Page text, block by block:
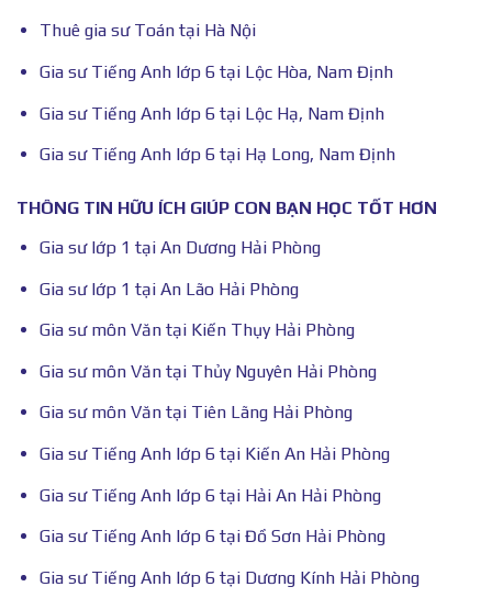
Thuê gia sư Toán tại Hà Nội
Gia sư Tiếng Anh lớp 6 tại Lộc Hòa, Nam Định
Gia sư Tiếng Anh lớp 6 tại Lộc Hạ, Nam Định
Gia sư Tiếng Anh lớp 6 tại Hạ Long, Nam Định
THÔNG TIN HỮU ÍCH GIÚP CON BẠN HỌC TỐT HƠN
Gia sư lớp 1 tại An Dương Hải Phòng
Gia sư lớp 1 tại An Lão Hải Phòng
Gia sư môn Văn tại Kiến Thụy Hải Phòng
Gia sư môn Văn tại Thủy Nguyên Hải Phòng
Gia sư môn Văn tại Tiên Lãng Hải Phòng
Gia sư Tiếng Anh lớp 6 tại Kiến An Hải Phòng
Gia sư Tiếng Anh lớp 6 tại Hải An Hải Phòng
Gia sư Tiếng Anh lớp 6 tại Đồ Sơn Hải Phòng
Gia sư Tiếng Anh lớp 6 tại Dương Kính Hải Phòng